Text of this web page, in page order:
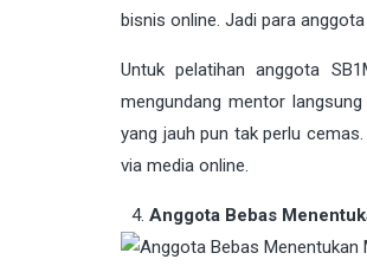
bisnis online. Jadi para
Untuk pelatihan anggota
mengundang mentor
yang jauh pun tak perlu
via media online.
Anggota Bebas